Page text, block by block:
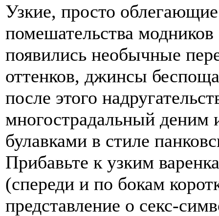
Узкие, просто
помешательства
появились необычные
оттенков, джинсы
после этого
многострадальный деним
булавками в стиле
Прибавьте к узким
(спереди и по бокам
представление о секс-